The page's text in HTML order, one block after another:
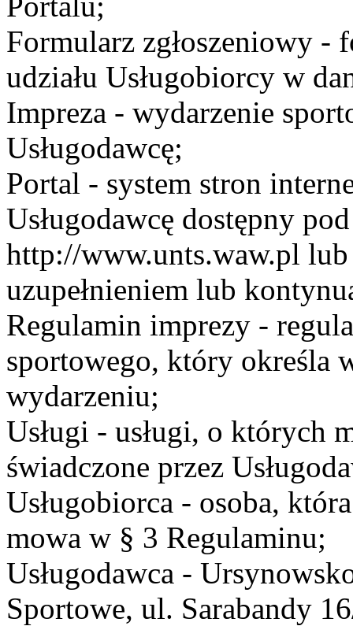
Formularz zgłoszeniowy -
udziału Usługobiorcy w
Impreza - wydarzenie
Usługodawcę;
Portal - system stron
Usługodawcę dostępny
http://www.unts.waw.pl lub
uzupełnieniem lub
Regulamin imprezy -
sportowego, który określa
wydarzeniu;
Usługi - usługi, o których
świadczone przez
Usługobiorca - osoba,
mowa w § 3 Regulaminu;
Usługodawca -
Sportowe, ul. Sarabandy